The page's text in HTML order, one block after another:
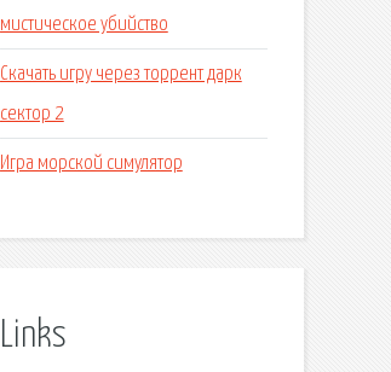
мистическое убийство
Скачать игру через торрент дарк
сектор 2
Игра морской симулятор
Links